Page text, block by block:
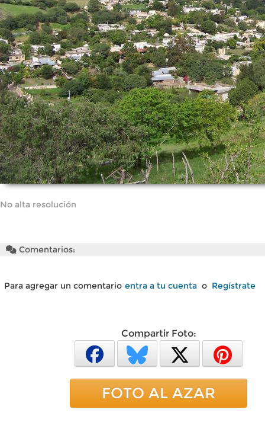
No alta resolución
Comentarios:
Para agregar un comentario entra a tu cuenta o Regístrate
Compartir Foto:
FOTO AL AZAR